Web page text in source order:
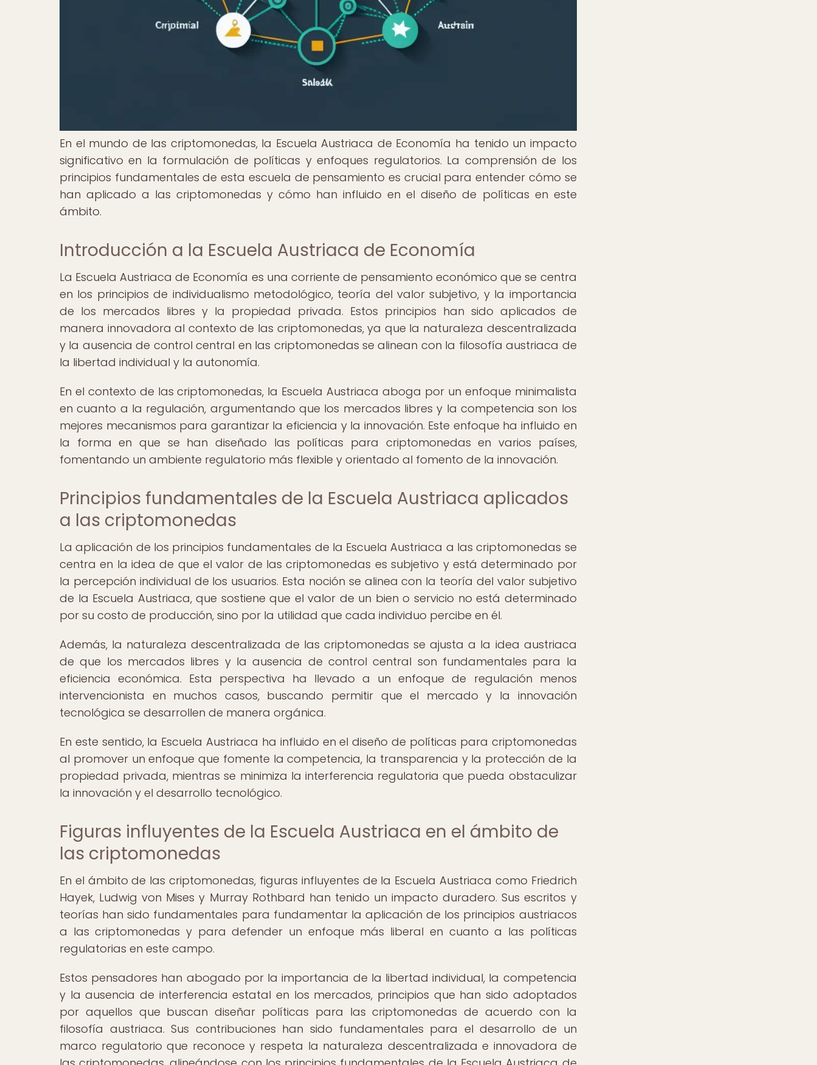
En el mundo de las criptomonedas, la Escuela Austriaca de Economía ha tenido un impacto
significativo en la formulación de políticas y enfoques regulatorios. La comprensión de los
principios fundamentales de esta escuela de pensamiento es crucial para entender cómo se
han aplicado a las criptomonedas y cómo han influido en el diseño de políticas en este
ámbito.
Introducción a la Escuela Austriaca de Economía
La Escuela Austriaca de Economía es una corriente de pensamiento económico que se centra
en los principios de individualismo metodológico, teoría del valor subjetivo, y la importancia
de los mercados libres y la propiedad privada. Estos principios han sido aplicados de
manera innovadora al contexto de las criptomonedas, ya que la naturaleza descentralizada
y la ausencia de control central en las criptomonedas se alinean con la filosofía austriaca de
la libertad individual y la autonomía.
En el contexto de las criptomonedas, la Escuela Austriaca aboga por un enfoque minimalista
en cuanto a la regulación, argumentando que los mercados libres y la competencia son los
mejores mecanismos para garantizar la eficiencia y la innovación. Este enfoque ha influido en
la forma en que se han diseñado las políticas para criptomonedas en varios países,
fomentando un ambiente regulatorio más flexible y orientado al fomento de la innovación.
Principios fundamentales de la Escuela Austriaca aplicados
a las criptomonedas
La aplicación de los principios fundamentales de la Escuela Austriaca a las criptomonedas se
centra en la idea de que el valor de las criptomonedas es subjetivo y está determinado por
la percepción individual de los usuarios. Esta noción se alinea con la teoría del valor subjetivo
de la Escuela Austriaca, que sostiene que el valor de un bien o servicio no está determinado
por su costo de producción, sino por la utilidad que cada individuo percibe en él.
Además, la naturaleza descentralizada de las criptomonedas se ajusta a la idea austriaca
de que los mercados libres y la ausencia de control central son fundamentales para la
eficiencia económica. Esta perspectiva ha llevado a un enfoque de regulación menos
intervencionista en muchos casos, buscando permitir que el mercado y la innovación
tecnológica se desarrollen de manera orgánica.
En este sentido, la Escuela Austriaca ha influido en el diseño de políticas para criptomonedas
al promover un enfoque que fomente la competencia, la transparencia y la protección de la
propiedad privada, mientras se minimiza la interferencia regulatoria que pueda obstaculizar
la innovación y el desarrollo tecnológico.
Figuras influyentes de la Escuela Austriaca en el ámbito de
las criptomonedas
En el ámbito de las criptomonedas, figuras influyentes de la Escuela Austriaca como Friedrich
Hayek, Ludwig von Mises y Murray Rothbard han tenido un impacto duradero. Sus escritos y
teorías han sido fundamentales para fundamentar la aplicación de los principios austriacos
a las criptomonedas y para defender un enfoque más liberal en cuanto a las políticas
regulatorias en este campo.
Estos pensadores han abogado por la importancia de la libertad individual, la competencia
y la ausencia de interferencia estatal en los mercados, principios que han sido adoptados
por aquellos que buscan diseñar políticas para las criptomonedas de acuerdo con la
filosofía austriaca. Sus contribuciones han sido fundamentales para el desarrollo de un
marco regulatorio que reconoce y respeta la naturaleza descentralizada e innovadora de